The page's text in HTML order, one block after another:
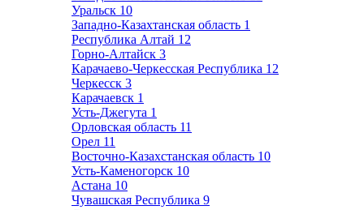
Уральск 10
Западно-Казахтанская область 1
Республика Алтай 12
Горно-Алтайск 3
Карачаево-Черкесская Республика 12
Черкесск 3
Карачаевск 1
Усть-Джегута 1
Орловская область 11
Орел 11
Восточно-Казахстанская область 10
Усть-Каменогорск 10
Астана 10
Чувашская Республика 9